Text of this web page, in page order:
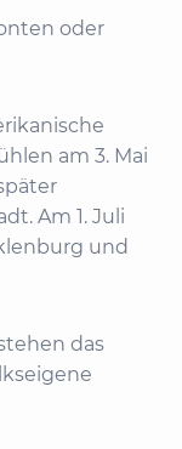
oder
am 3. Mai
Am 1. Juli
und
das